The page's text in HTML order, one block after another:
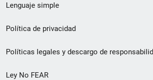
de
pie
de
página
Lenguaje simple
Política de privacidad
Políticas legales y descargo de
Ley No FEAR